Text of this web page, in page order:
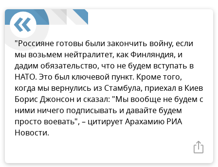
"Россияне готовы были закончить войну, если
мы возьмем нейтралитет, как Финляндия, и
дадим обязательство, что не будем вступать в
НАТО. Это был ключевой пункт. Кроме того,
когда мы вернулись из Стамбула, приехал в Киев
Борис Джонсон и сказал: "Мы вообще не будем с
ними ничего подписывать и давайте будем
просто воевать", – цитирует Арахамию РИА
Новости.